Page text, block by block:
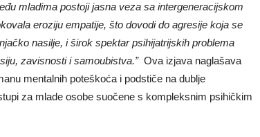
mladima postoji jasna veza sa intergeneracijskom
eroziju empatije, što dovodi do agresije koja se
nasilje, i širok spektar psihijatrijskih problema
zavisnosti i samoubistva.” Ova izjava naglašava
mentalnih poteškoća i podstiče na dublje
za mlade osobe suočene s kompleksnim psihičkim